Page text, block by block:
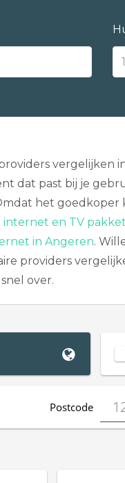
vergelijken
dat past bij je
het
en TV
in Angeren.
providers
over.
Postcode